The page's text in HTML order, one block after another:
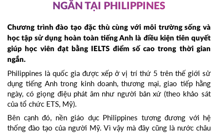
NGẮN TẠI PHILIPPINES
Chương trình đào tạo đặc thù cùng với môi trường sống và
học tập sử dụng hoàn toàn tiếng Anh là điều kiện tiên quyết
giúp học viên đạt bằng IELTS điểm số cao trong thời gian
ngắn.
Philippines là quốc gia được xếp ở vị trí thứ 5 trên thế giới sử
dụng tiếng Anh trong kinh doanh, thương mại, giao tiếp hằng
ngày, có giọng điệu phát âm như người bản xứ (theo khảo sát
của tổ chức ETS, Mỹ).
Bên cạnh đó, nền giáo dục Philippines tương đương với hệ
thống đào tạo của người Mỹ. Vì vậy mà đây cũng là nước châu